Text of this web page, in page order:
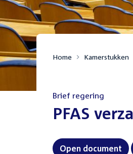
Home Kamerstukken
Brief regering
:PFAS
Open document